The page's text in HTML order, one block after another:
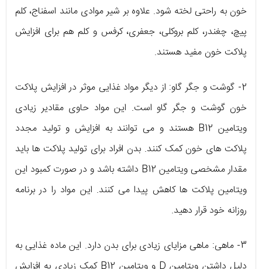
خون به راحتی لخته شود. علاوه بر شیر موادی مانند اسفناج، کلم
پیچ، چغندر، کلم بروکلی، جعفری، کرفس و کلم هم برای افزایش
پلاکت خون مفید هستند.
2- گوشت و جگر گاو: از دیگر مواد غذایی موثر در افزایش پلاکت
خون گوشت و جگر گاو است. این مواد حاوی مقادیر زیادی
ویتامین B12 هستند و می توانند به افزایش و تولید مجدد
پلاکت های خون کمک کنند. بدن افراد برای تولید پلاکت ها باید
مقدار مشخصی ویتامین B12 داشته باشد و در صورت کمبود این
ویتامین پلاکت ها کاهش پیدا می کنند. این مواد را در برنامه
روزانه خود قرار دهید.
3- ماهی: ماهی مزایای زیادی برای بدن دارد. این ماده غذایی به